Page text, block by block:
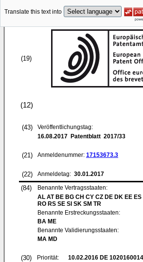
Translate this text into
(19)
(12)
(43)
Veröffentlichungstag:
16.08.2017 Patentblatt 2017/33
(21) Anmeldenummer: 17153673.3
(22) Anmeldetag: 30.01.2017
(84)
Benannte Vertragsstaaten:
AL AT BE BG CH CY CZ DE DK EE
RO RS SE SI SK SM TR
Benannte Erstreckungsstaaten:
BA ME
Benannte Validierungsstaaten:
MA MD
(30) Priorität: 10.02.2016 DE